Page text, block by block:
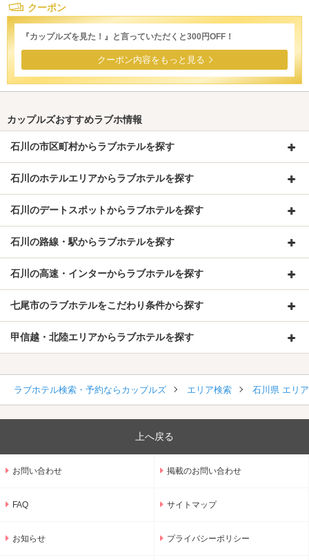
クーポン
『カップルズを見た！』と言っていただくと300円OFF！
クーポン内容をもっと見る
カップルズおすすめラブホ情報
石川の市区町村からラブホテルを探す
石川のホテルエリアからラブホテルを探す
石川のデートスポットからラブホテルを探す
石川の路線・駅からラブホテルを探す
石川の高速・インターからラブホテルを探す
七尾市のラブホテルをこだわり条件から探す
甲信越・北陸エリアからラブホテルを探す
ラブホテル検索・予約ならカップルズ エリア検索 石川県 エリ
上へ戻る
お問い合わせ 掲載のお問い合わせ
FAQ サイトマップ
お知らせ プライバシーポリシー